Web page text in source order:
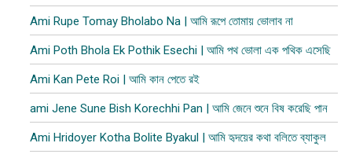
Ami Rupe Tomay Bholabo Na | আমি রূপে তোমায় ভোলাব না
Ami Poth Bhola Ek Pothik Esechi | আমি পথ ভোলা এক পথিক এসেছি
Ami Kan Pete Roi | আমি কান পেতে রই
ami Jene Sune Bish Korechhi Pan | আমি জেনে শুনে বিষ করেছি পান
Ami Hridoyer Kotha Bolite Byakul | আমি হৃদয়ের কথা বলিতে ব্যাকুল